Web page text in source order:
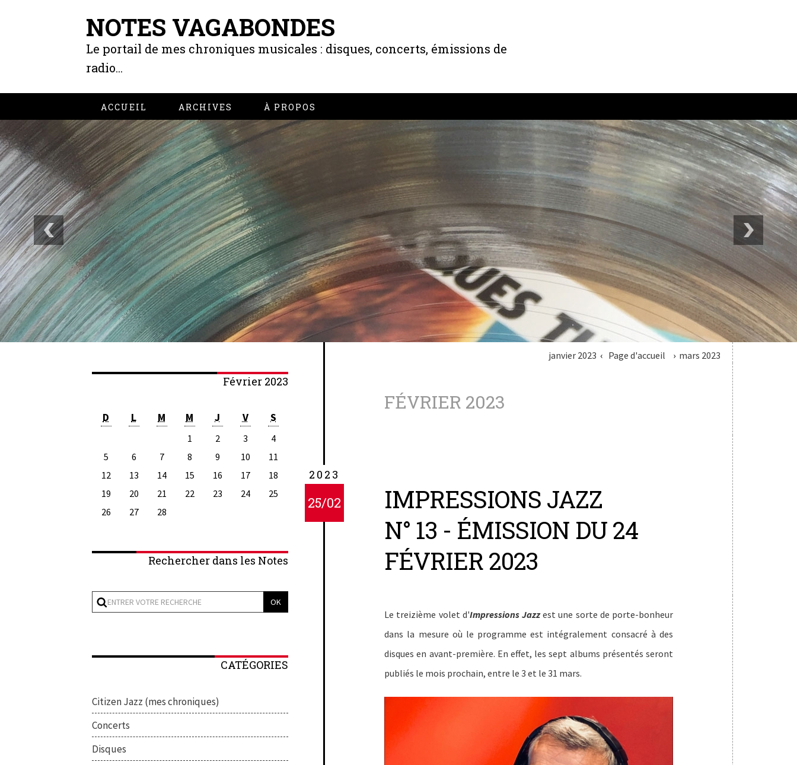
NOTES VAGABONDES
Le portail de mes chroniques musicales : disques, concerts, émissions de
radio...
ACCUEIL ARCHIVES À PROPOS
Février 2023
D L M M J V S
1 2 3
4
5
6 7 8 9 10
11
12
13 14 15 16 17
18
19
20 21 22 23 24
25
26
27 28
Rechercher dans les Notes
CATÉGORIES
Citizen Jazz (mes chroniques)
Concerts
Disques
janvier 2023 Page d'accueil mars 2023
FÉVRIER 2023
2023
25/02
IMPRESSIONS JAZZ
N° 13 - ÉMISSION DU 24
FÉVRIER 2023
Le treizième volet d'Impressions Jazzest une sorte de porte-bonheur
dans la mesure où le programme est intégralement consacré à des
disques en avant-première. En effet, les sept albums présentés seront
publiés le mois prochain, entre le 3 et le 31 mars.